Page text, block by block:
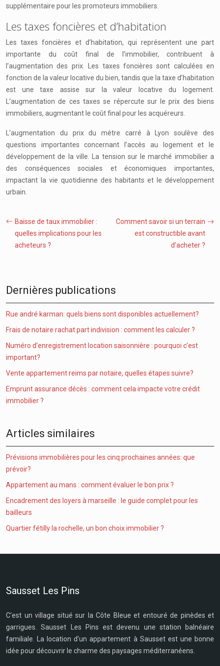
supplémentaire pour les promoteurs immobiliers.
Les taxes foncières et d’habitation
Les taxes foncières et d’habitation, qui représentent une part
importante du coût final de l’immobilier, contribuent à
l’augmentation des prix. Les taxes foncières sont calculées en
fonction de la valeur locative du bien, tandis que la taxe d’habitation
est une taxe assise sur la valeur locative du logement.
L’augmentation de ces taxes se répercute sur le prix des biens
immobiliers, augmentant le coût final pour les acquéreurs.
L’augmentation du prix du mètre carré à Lyon soulève des
questions importantes concernant l’accès au logement et le
développement de la ville. La tension sur le marché immobilier a
des conséquences sociales et économiques importantes,
impactant la vie quotidienne des habitants et le développement
urbain.
Baisse de taux immobilier :
quelles implications pour les
acheteurs ?
Comment savoir si un terrain
est constructible avant
d’acheter ?
Dernières publications
Rue andré karman: quels biens sont disponibles actuellement?
Frais de notaire rachat part indivision : comment les calculer ?
Numéro d’enregistrement location saisonnière : pourquoi c’est
important?
Vente appartement reims par notaire, quelles étapes suivre?
Emprunt assurance décès : comment cela impacte votre crédit
immobilier ?
Articles similaires
Prévisions immobilières pour les cinq prochaines années: que
prévoir?
Appartement au mans : comment évaluer le bon prix ?
Encadrement des loyers à marseille : le guide complet pour les
bailleurs
Quartier fétilly la rochelle, un bon choix immobilier ?
Sausset Les Pins
C’est un village situé sur la Côte Bleue et entouré de pinèdes et
garrigues. Sausset Les Pins est devenu une station balnéaire
familiale. La location d’un appartement à Sausset est une bonne
idée pour découvrir le charme des paysages méditerranéens.